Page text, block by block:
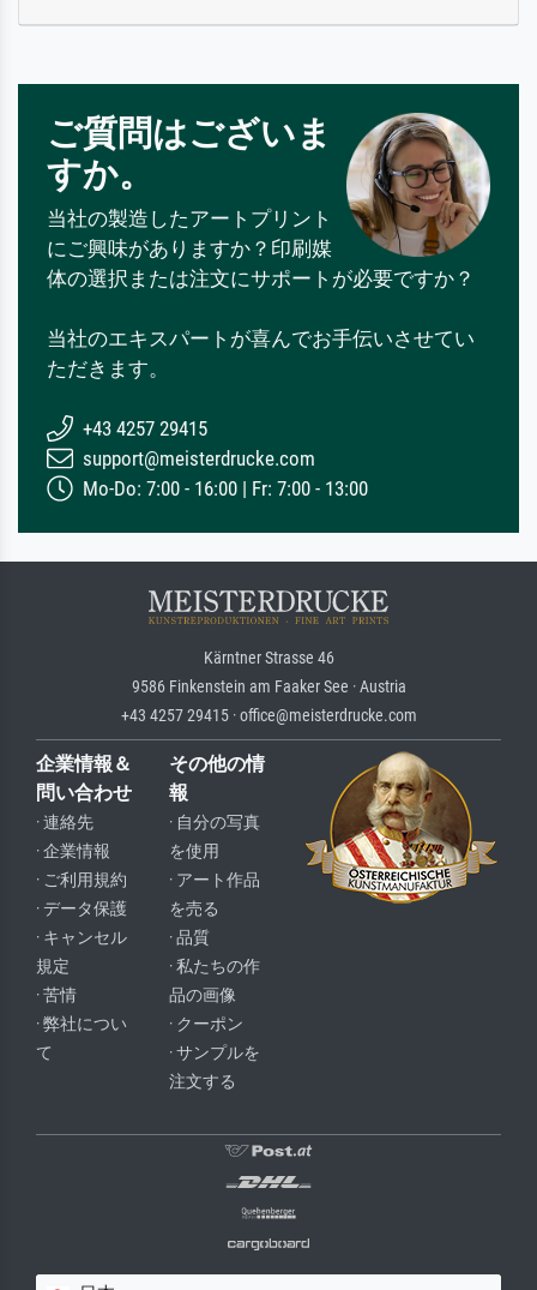
ご質問はございま
すか。
当社の製造したアートプリント
にご興味がありますか？印刷媒
体の選択または注文にサポートが必要ですか？
当社のエキスパートが喜んでお手伝いさせてい
ただきます。
+43 4257 29415
support@meisterdrucke.com
Mo-Do: 7:00 - 16:00 | Fr: 7:00 - 13:00
Kärntner Strasse 46
9586 Finkenstein am Faaker See · Austria
+43 4257 29415 · office@meisterdrucke.com
企業情報＆
問い合わせ
· 連絡先
· 企業情報
· ご利用規約
· データ保護
· キャンセル
規定
· 苦情
· 弊社につい
て
その他の情
報
· 自分の写真
を使用
· アート作品
を売る
· 品質
· 私たちの作
品の画像
· クーポン
· サンプルを
注文する